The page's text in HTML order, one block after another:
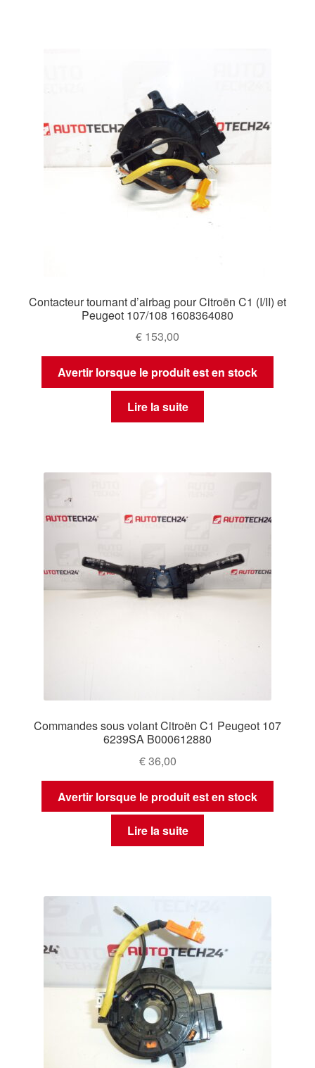
Contacteur tournant d’airbag pour Citroën C1 (I/II) et
Peugeot 107/108 1608364080
€ 153,00
Avertir lorsque le produit est en stock
Lire la suite
Commandes sous volant Citroën C1 Peugeot 107
6239SA B000612880
€36,00
Avertir lorsque le produit est en stock
Lire la suite